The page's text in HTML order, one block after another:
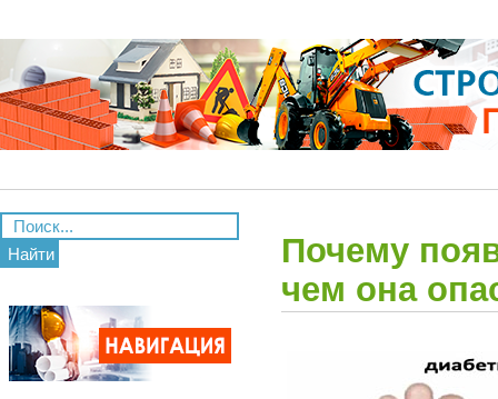
Найти
Почему
чем она